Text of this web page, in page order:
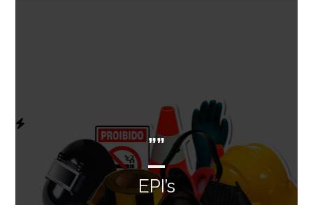
””
EPI’s